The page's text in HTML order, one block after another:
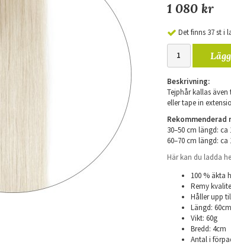
1 080 kr
Det finns 37 st i
Beskrivning:
Tejphår kallas
eller tape in
30–50 cm längd: ca
60–70 cm längd: ca
Här kan du ladda
100 % äkta
Remy
Håller upp
Längd: 60cm
Vikt: 60g
Bredd: 4cm
Antal i